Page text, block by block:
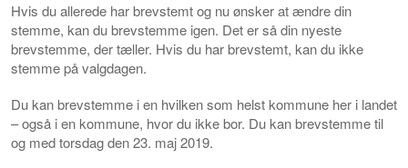
Hvis du allerede har brevstemt og nu ønsker at ændre din
stemme, kan du brevstemme igen. Det er så din nyeste
brevstemme, der tæller. Hvis du har brevstemt, kan du ikke
stemme på valgdagen.
Du kan brevstemme i en hvilken som helst kommune her i landet
– også i en kommune, hvor du ikke bor. Du kan brevstemme til
og med torsdag den 23. maj 2019.